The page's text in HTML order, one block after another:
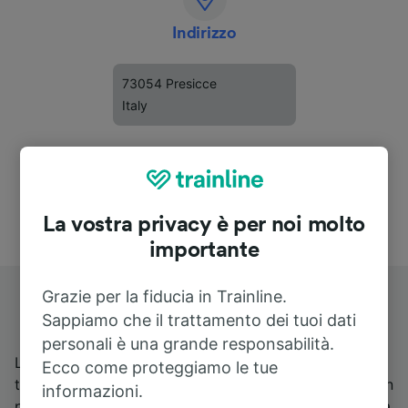
Indirizzo
73054 Presicce
Italy
Stazione di Presicce-Acquarica
La stazione ferroviaria di Presicce - Acquarica, si
trova in Puglia, al servizio dei centri abitati omonimi, in
La vostra privacy è per noi molto
importante
Grazie per la fiducia in Trainline.
Sappiamo che il trattamento dei tuoi dati
personali è una grande responsabilità.
Ecco come proteggiamo le tue
informazioni.